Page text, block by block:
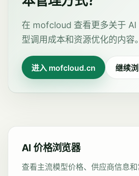
在 mofcloud 查看更多关于 AI
型调用成本和资源优化的内容。
进入 mofcloud.cn 继续
AI 价格浏览器
查看主流模型价格、供应商信息